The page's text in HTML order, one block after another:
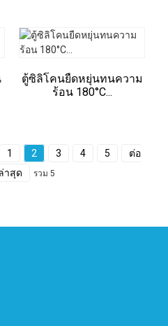
ตู้ซิลิโคนยืดหยุ่นทนความ
ร้อน 180°C...
1 2 3 4 5
ต่อ
าสุด รวม 5